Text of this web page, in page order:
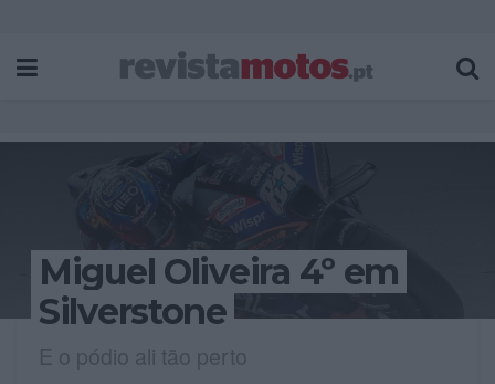
Miguel Oliveira 4º em
Silverstone
E o pódio ali tão perto